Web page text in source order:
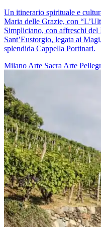
Un itinerario spirituale e
Maria delle Grazie, con
Simpliciano, con affreschi del
Sant’Eustorgio, legata ai
splendida Cappella Portinari.
Milano Arte Sacra Arte